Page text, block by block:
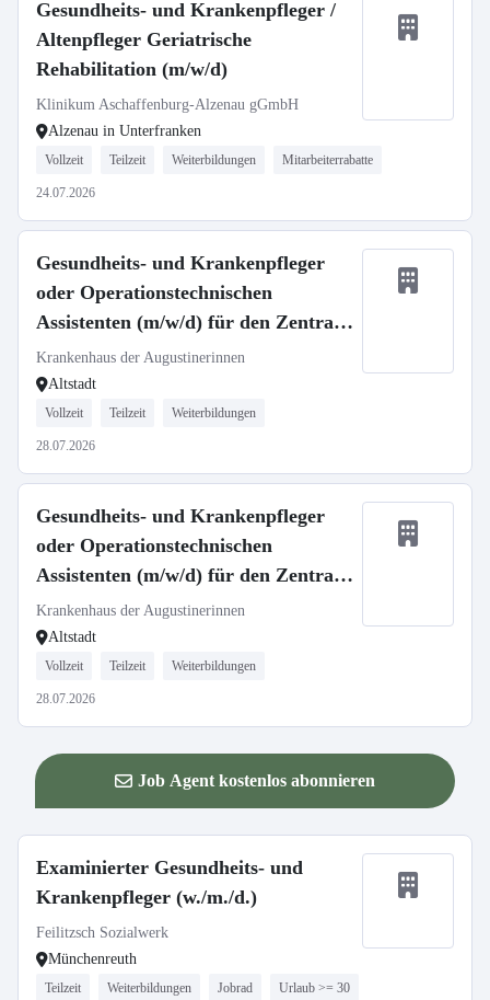
Gesundheits- und Krankenpfleger /
Altenpfleger Geriatrische
Rehabilitation (m/w/d)
Klinikum Aschaffenburg-Alzenau gGmbH
Alzenau in Unterfranken
Vollzeit Teilzeit Weiterbildungen Mitarbeiterrabatte
24.07.2026
Gesundheits- und Krankenpfleger
oder Operationstechnischen
Assistenten (m/w/d) für den Zentral
OP - Neuaufbau unserer Spätdienste
Krankenhaus der Augustinerinnen
Altstadt
Vollzeit Teilzeit Weiterbildungen
28.07.2026
Gesundheits- und Krankenpfleger
oder Operationstechnischen
Assistenten (m/w/d) für den Zentral
OP - Neuaufbau unserer Flexidienste
Krankenhaus der Augustinerinnen
Altstadt
Vollzeit Teilzeit Weiterbildungen
28.07.2026
Job Agent kostenlos abonnieren
Examinierter Gesundheits- und
Krankenpfleger (w./m./d.)
Feilitzsch Sozialwerk
Münchenreuth
Teilzeit Weiterbildungen Jobrad Urlaub >= 30